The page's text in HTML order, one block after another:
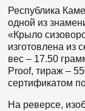
Республика
одной из
«Крыло
изготовлена из
вес – 17.50
Proof, тираж –
сертификатом
На реверсе,